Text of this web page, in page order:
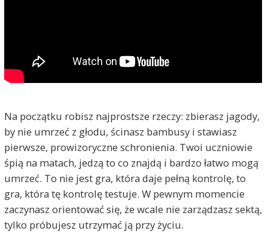
Na początku robisz najprostsze rzeczy: zbierasz jagody,
by nie umrzeć z głodu, ścinasz bambusy i stawiasz
pierwsze, prowizoryczne schronienia. Twoi uczniowie
śpią na matach, jedzą to co znajdą i bardzo łatwo mogą
umrzeć. To nie jest gra, która daje pełną kontrolę, to
gra, która tę kontrolę testuje. W pewnym momencie
zaczynasz orientować się, że wcale nie zarządzasz sektą,
tylko próbujesz utrzymać ją przy życiu.